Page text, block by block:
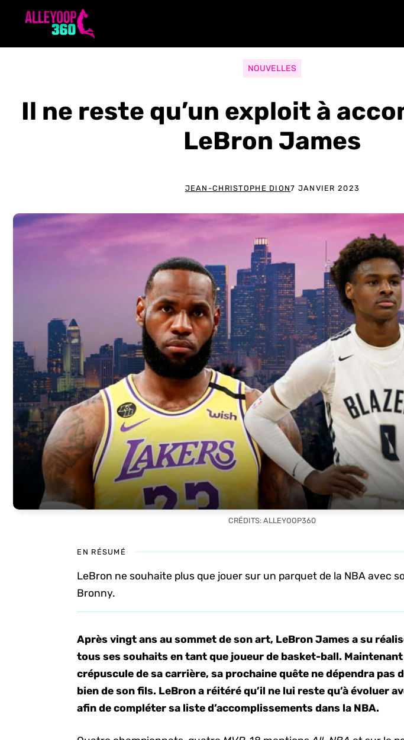
NOUVELLES
Il ne reste qu’un exploit à
LeBron James
JEAN-CHRISTOPHE DION7 JANVIER 2023
CRÉDITS: ALLEYOOP360
EN RÉSUMÉ
LeBron ne souhaite plus que jouer sur un parquet de la NBA avec
Bronny.
Après vingt ans au sommet de son art, LeBron James a su
tous ses souhaits en tant que joueur de basket-ball. Maintenant
crépuscule de sa carrière, sa prochaine quête ne dépendra pas
bien de son fils. LeBron a réitéré qu’il ne lui reste qu’à évoluer
afin de compléter sa liste d’accomplissements dans la NBA.